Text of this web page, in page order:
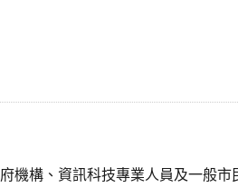
機構、資訊科技專業人員及一般市